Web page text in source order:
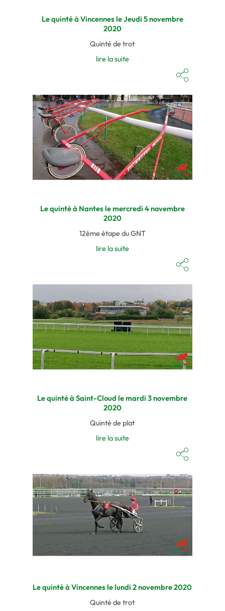
Le quinté à Vincennes le Jeudi 5 novembre
2020
Quinté de trot
lire la suite
Le quinté à Nantes le mercredi 4 novembre
2020
12ème étape du GNT
lire la suite
Le quinté à Saint-Cloud le mardi 3 novembre
2020
Quinté de plat
lire la suite
Le quinté à Vincennes le lundi 2 novembre 2020
Quinté de trot